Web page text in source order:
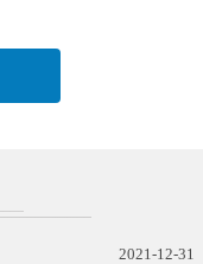
2021-12-31